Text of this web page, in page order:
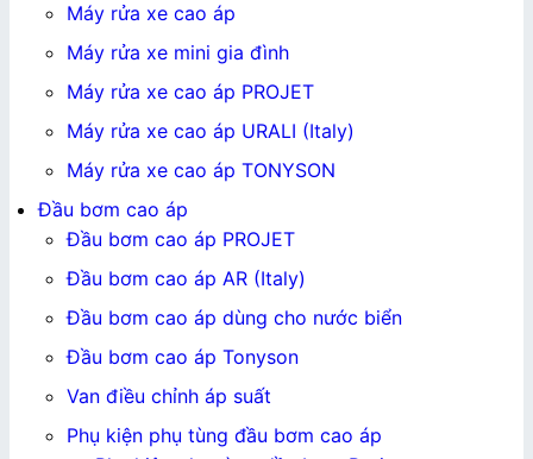
Máy rửa xe cao áp
Máy rửa xe mini gia đình
Máy rửa xe cao áp PROJET
Máy rửa xe cao áp URALI (Italy)
Máy rửa xe cao áp TONYSON
Đầu bơm cao áp
Đầu bơm cao áp PROJET
Đầu bơm cao áp AR (Italy)
Đầu bơm cao áp dùng cho nước biển
Đầu bơm cao áp Tonyson
Van điều chỉnh áp suất
Phụ kiện phụ tùng đầu bơm cao áp